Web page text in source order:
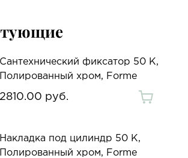
Сантехнический фиксатор 50 K,
Полированный хром, Forme
2810.00 руб.
Накладка под цилиндр 50 K,
Полированный хром, Forme